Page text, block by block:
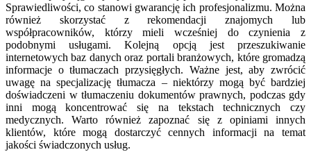
Sprawiedliwości, co stanowi gwarancję ich profesjonalizmu. Można
również skorzystać z rekomendacji znajomych lub
współpracowników, którzy mieli wcześniej do czynienia z
podobnymi usługami. Kolejną opcją jest przeszukiwanie
internetowych baz danych oraz portali branżowych, które gromadzą
informacje o tłumaczach przysięgłych. Ważne jest, aby zwrócić
uwagę na specjalizację tłumacza – niektórzy mogą być bardziej
doświadczeni w tłumaczeniu dokumentów prawnych, podczas gdy
inni mogą koncentrować się na tekstach technicznych czy
medycznych. Warto również zapoznać się z opiniami innych
klientów, które mogą dostarczyć cennych informacji na temat
jakości świadczonych usług.